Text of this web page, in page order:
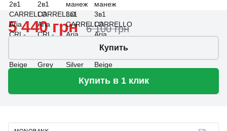
5 440 грн 6 100 грн
Купить
Купить в 1 клик